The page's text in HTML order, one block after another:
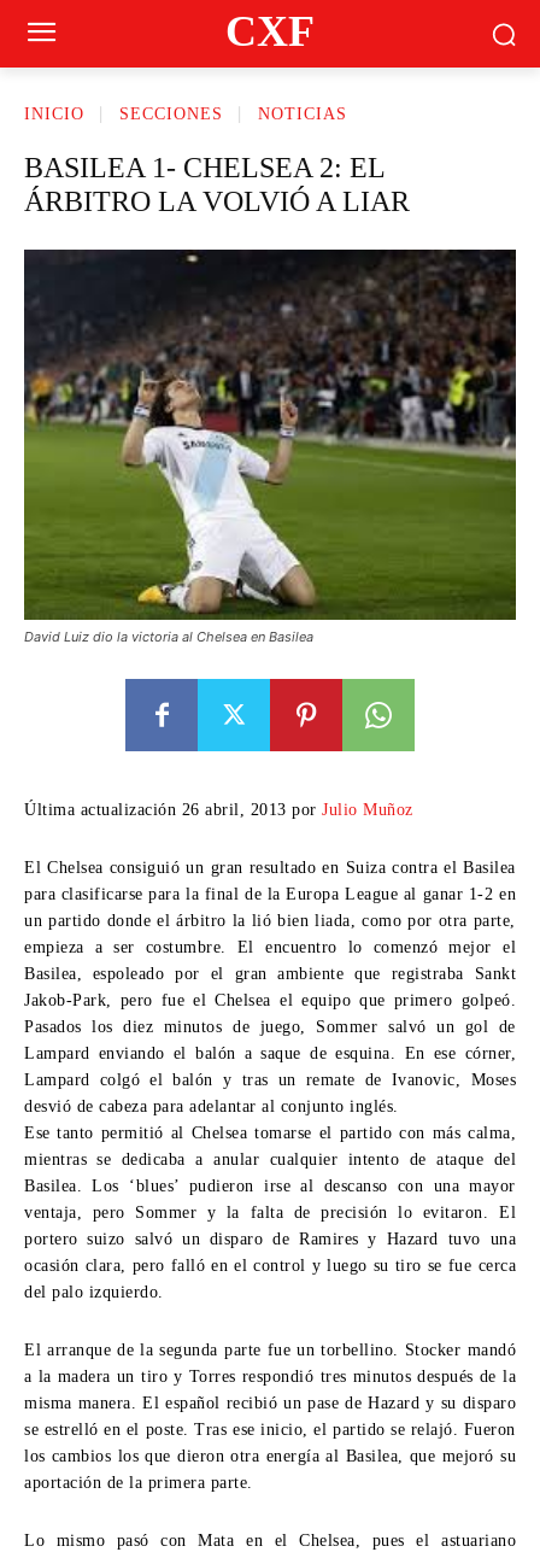
CXF
INICIO SECCIONES NOTICIAS
BASILEA 1- CHELSEA 2: EL
ÁRBITRO LA VOLVIÓ A LIAR
David Luiz dio la victoria al Chelsea en Basilea
Última actualización 26 abril, 2013 por Julio Muñoz
El Chelsea consiguió un gran resultado en Suiza contra el Basilea
para clasificarse para la final de la Europa League al ganar 1-2 en
un partido donde el árbitro la lió bien liada, como por otra parte,
empieza a ser costumbre.
El encuentro lo comenzó mejor el
Basilea, espoleado por el gran ambiente que registraba Sankt
Jakob-Park, pero fue el Chelsea el equipo que primero golpeó.
Pasados los diez minutos de juego, Sommer salvó un gol de
Lampard enviando el balón a saque de esquina. En ese córner,
Lampard colgó el balón y tras un remate de Ivanovic, Moses
desvió de cabeza para adelantar al conjunto inglés.
Ese tanto permitió al Chelsea tomarse el partido con más calma,
mientras se dedicaba a anular cualquier intento de ataque del
Basilea. Los ‘blues’ pudieron irse al descanso con una mayor
ventaja, pero Sommer y la falta de precisión lo evitaron. El
portero suizo salvó un disparo de Ramires y Hazard tuvo una
ocasión clara, pero falló en el control y luego su tiro se fue cerca
del palo izquierdo.
El arranque de la segunda parte fue un torbellino. Stocker mandó
a la madera un tiro y Torres respondió tres minutos después de la
misma manera. El español recibió un pase de Hazard y su disparo
se estrelló en el poste. Tras ese inicio, el partido se relajó. Fueron
los cambios los que dieron otra energía al Basilea, que mejoró su
aportación de la primera parte.
Lo mismo pasó con Mata en el Chelsea, pues el astuariano